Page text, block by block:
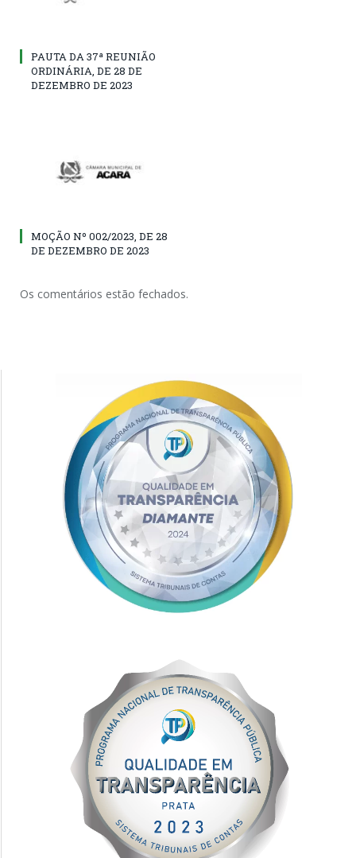
PAUTA DA 37ª REUNIÃO
ORDINÁRIA, DE 28 DE
DEZEMBRO DE 2023
MOÇÃO Nº 002/2023, DE 28
DE DEZEMBRO DE 2023
Os comentários estão fechados.